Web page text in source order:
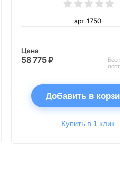
арт. 1750
Цена
58 775 ₽
Добавить в
Купить в 1 клик